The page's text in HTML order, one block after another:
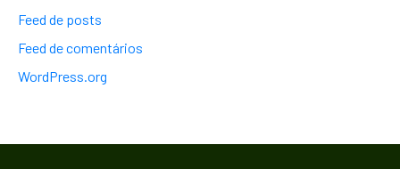
Feed de posts
Feed de comentários
WordPress.org